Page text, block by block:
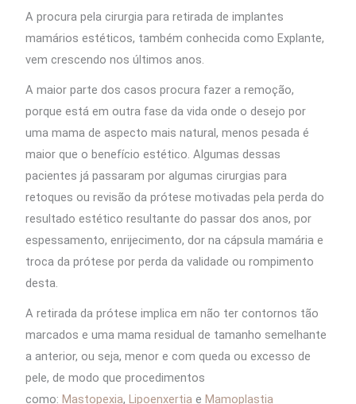
A procura pela cirurgia para retirada de implantes
mamários estéticos, também conhecida como Explante,
vem crescendo nos últimos anos.
A maior parte dos casos procura fazer a remoção,
porque está em outra fase da vida onde o desejo por
uma mama de aspecto mais natural, menos pesada é
maior que o benefício estético. Algumas dessas
pacientes já passaram por algumas cirurgias para
retoques ou revisão da prótese motivadas pela perda do
resultado estético resultante do passar dos anos, por
espessamento, enrijecimento, dor na cápsula mamária e
troca da prótese por perda da validade ou rompimento
desta.
A retirada da prótese implica em não ter contornos tão
marcados e uma mama residual de tamanho semelhante
a anterior, ou seja, menor e com queda ou excesso de
pele, de modo que procedimentos
como:Mastopexia,Lipoenxertia eMamoplastia